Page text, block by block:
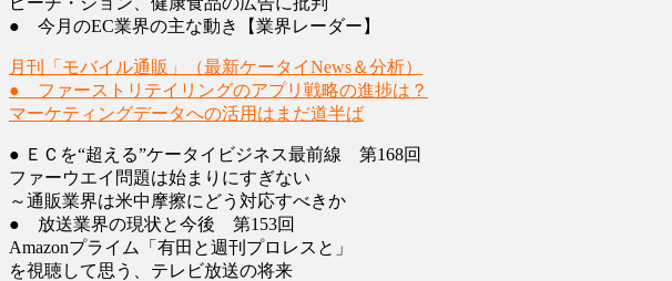
● 今月のEC業界の主な動き【業界レーダー】
月刊「モバイル通販」（最新ケータイNews＆分析）
● ファーストリテイリングのアプリ戦略の進捗は？
マーケティングデータへの活用はまだ道半ば
● ＥＣを“超える”ケータイビジネス最前線 第168回
ファーウエイ問題は始まりにすぎない
～通販業界は米中摩擦にどう対応すべきか
● 放送業界の現状と今後 第153回
Amazonプライム「有田と週刊プロレスと」
を視聴して思う、テレビ放送の将来